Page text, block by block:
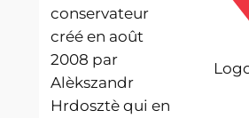
conservateur
créé en août
2008 par
Alèkszandr
Hrdosztè qui en